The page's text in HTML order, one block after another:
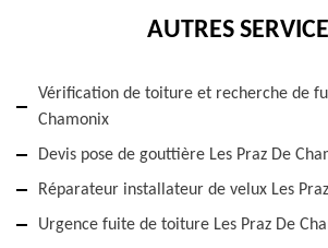
AUTRES
Vérification de toiture et recherche de
Chamonix
Devis pose de gouttière Les Praz De
Réparateur installateur de velux Les
Urgence fuite de toiture Les Praz De